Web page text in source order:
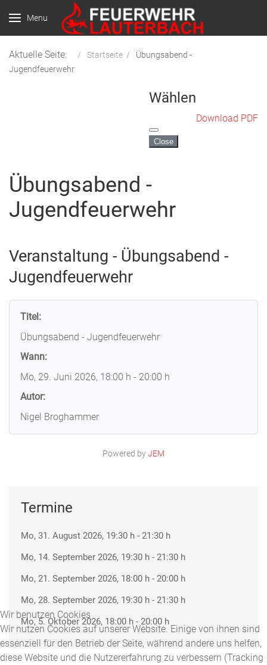
Menu
Aktuelle Seite: Startseite
Übungsabend -
Jugendfeuerwehr
Wählen
Close
Download PDF
Übungsabend -
Jugendfeuerwehr
Veranstaltung - Übungsabend -
Jugendfeuerwehr
Titel:
Übungsabend - Jugendfeuerwehr
Wann:
Mo, 29. Juni 2026, 18:00 h - 20:00 h
Autor:
Nigel Broghammer
Powered byJEM
Termine
Mo, 31. August 2026, 19:30 h - 21:30 h
Mo, 14. September 2026, 19:30 h - 21:30 h
Mo, 21. September 2026, 18:00 h - 20:00 h
Mo, 28. September 2026, 19:30 h - 21:30 h
Mo, 5. Oktober 2026, 18:00 h - 20:00 h
Wir benutzen Cookies
Wir nutzen Cookies auf unserer Website. Einige von ihnen sind
essenziell für den Betrieb der Seite, während andere uns helfen,
diese Website und die Nutzererfahrung zu verbessern (Tracking